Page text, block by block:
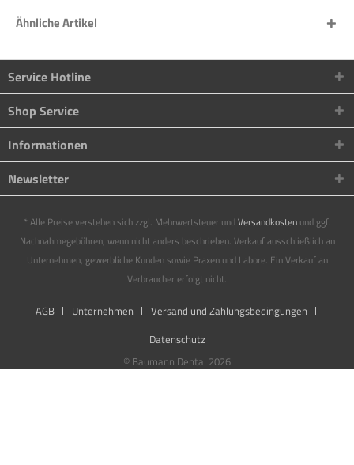
Ähnliche Artikel
Service Hotline
Shop Service
Informationen
Newsletter
* Alle Preise verstehen sich zzgl. Mehrwertsteuer undVersandkostenund ggf.
Nachnahmegebühren, wenn nicht anders beschrieben. Verkauf ausschließlich an
Unternehmen, gewerbliche Kunden sowie Praxen und Labore. Ein Verkauf an
Verbraucher erfolgt nicht.
AGB Unternehmen
Versand und Zahlungsbedingungen
Datenschutz
© Baumann Dental 2026